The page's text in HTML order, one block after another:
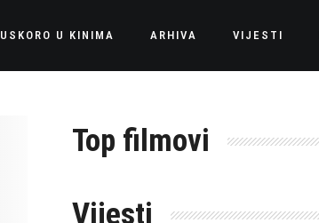
USKORO U KINIMA ARHIVA VIJESTI
Top filmovi
Vijesti